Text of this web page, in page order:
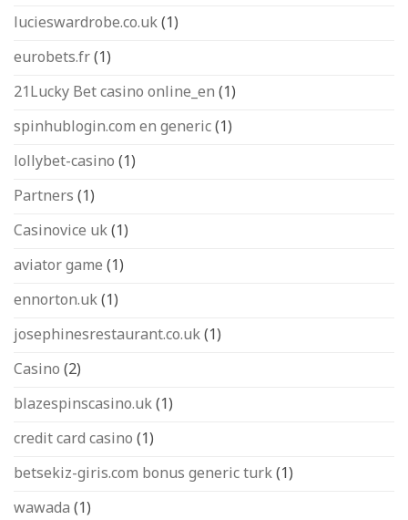
lucieswardrobe.co.uk(1)
eurobets.fr(1)
21Lucky Bet casino online_en (1)
spinhublogin.com en generic(1)
lollybet-casino (1)
Partners (1)
Casinovice uk(1)
aviator game (1)
ennorton.uk(1)
josephinesrestaurant.co.uk(1)
Casino (2)
blazespinscasino.uk(1)
credit card casino (1)
betsekiz-giris.com bonus generic turk(1)
wawada (1)